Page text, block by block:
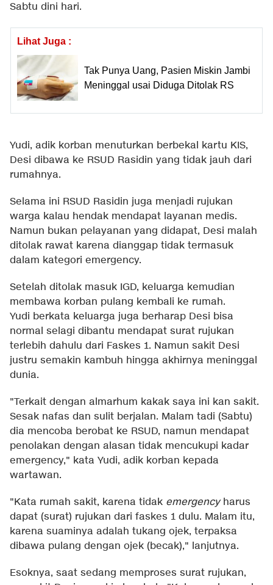
Sabtu dini hari.
Lihat Juga :
Tak Punya Uang, Pasien Miskin Jambi
Meninggal usai Diduga Ditolak RS
Yudi, adik korban menuturkan berbekal kartu KIS,
Desi dibawa ke RSUD Rasidin yang tidak jauh dari
rumahnya.
Selama ini RSUD Rasidin juga menjadi rujukan
warga kalau hendak mendapat layanan medis.
Namun bukan pelayanan yang didapat, Desi malah
ditolak rawat karena dianggap tidak termasuk
dalam kategori emergency.
Setelah ditolak masuk IGD, keluarga kemudian
membawa korban pulang kembali ke rumah.
Yudi berkata keluarga juga berharap Desi bisa
normal selagi dibantu mendapat surat rujukan
terlebih dahulu dari Faskes 1. Namun sakit Desi
justru semakin kambuh hingga akhirnya meninggal
dunia.
"Terkait dengan almarhum kakak saya ini kan sakit.
Sesak nafas dan sulit berjalan. Malam tadi (Sabtu)
dia mencoba berobat ke RSUD, namun mendapat
penolakan dengan alasan tidak mencukupi kadar
emergency," kata Yudi, adik korban kepada
wartawan.
"Kata rumah sakit, karena tidak emergencyharus
dapat (surat) rujukan dari faskes 1 dulu. Malam itu,
karena suaminya adalah tukang ojek, terpaksa
dibawa pulang dengan ojek (becak)," lanjutnya.
Esoknya, saat sedang memproses surat rujukan,